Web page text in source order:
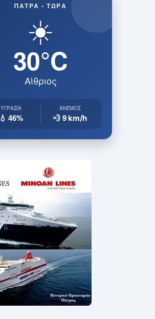
ΠΆΤΡΑ • ΤΏΡΑ
☀️
30°C
Αίθριος
ΥΓΡΑΣΊΑ
💧 46%
ΆΝΕΜΟΣ
💨 9km/h